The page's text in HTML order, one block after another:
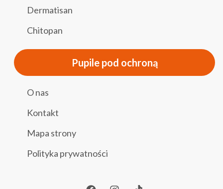
Dermatisan
Chitopan
Pupile pod ochroną
O nas
Kontakt
Mapa strony
Polityka prywatności